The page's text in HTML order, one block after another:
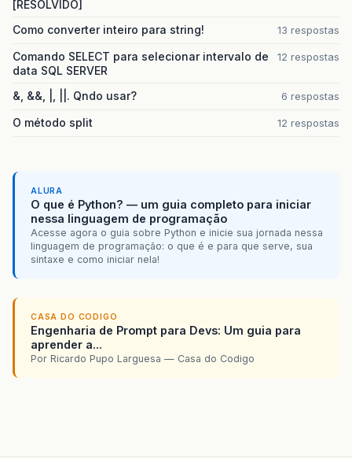
[RESOLVIDO]
Como converter inteiro para string! 13 respostas
Comando SELECT para selecionar intervalo de
data SQL SERVER
12 respostas
&, &&, |, ||. Qndo usar? 6 respostas
O método split 12 respostas
ALURA
O que é Python? — um guia completo para iniciar
nessa linguagem de programação
Acesse agora o guia sobre Python e inicie sua jornada nessa
linguagem de programação: o que é e para que serve, sua
sintaxe e como iniciar nela!
CASA DO CODIGO
Engenharia de Prompt para Devs: Um guia para
aprender a...
Por Ricardo Pupo Larguesa — Casa do Codigo